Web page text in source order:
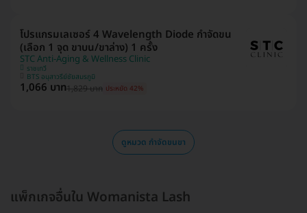
โปรแกรมเลเซอร์ 4 Wavelength Diode กำจัดขน
(เลือก 1 จุด ขาบน/ขาล่าง) 1 ครั้ง
STC Anti-Aging & Wellness Clinic
ราชเทวี
BTS อนุสาวรีย์ชัยสมรภูมิ
1,066 บาท1,829 บาท ประหยัด 42%
ดูหมวด กำจัดขนขา
แพ็กเกจอื่นใน Womanista Lash